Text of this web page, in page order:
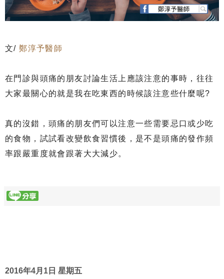
文/鄭淳予醫師
在門診與頭痛的朋友討論生活上應該注意的事時，往往
大家最關心的就是我在吃東西的時候該注意些什麼呢?
真的沒錯，頭痛的朋友們可以注意一些需要忌口或少吃
的食物，試試看改變飲食習慣後，是不是頭痛的發作頻
率跟嚴重度就會跟著大大減少。
2016年4月1日 星期五